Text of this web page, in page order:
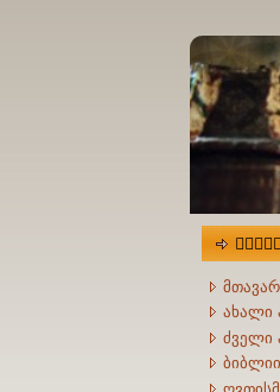
მენიუ
ახალი
ძველი